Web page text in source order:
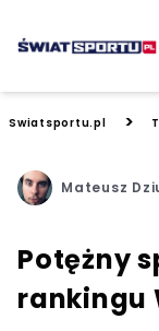
Swiatsportu.pl >
Mateusz
Potężny
rankingu